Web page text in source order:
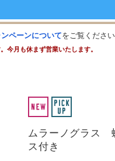
ペーンについてをご覧ください
今月も休まず営業いたします。
ムラーノグラス
ス付き